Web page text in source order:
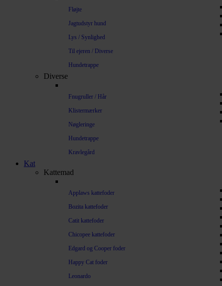
Fløjte
Jagtudstyr hund
Lys / Synlighed
Til ejeren / Diverse
Hundetrappe
Diverse
Fnugruller / Hår
Klistermærker
Nøgleringe
Hundetrappe
Kravlegård
Kat
Kattemad
Applaws kattefoder
Bozita kattefoder
Catit kattefoder
Chicopee kattefoder
Edgard og Cooper foder
Happy Cat foder
Leonardo